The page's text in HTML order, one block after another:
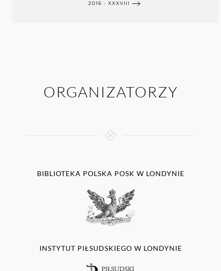
2016 - XXXVIII
ORGANIZATORZY
BIBLIOTEKA POLSKA POSK W LONDYNIE
INSTYTUT PIŁSUDSKIEGO W LONDYNIE